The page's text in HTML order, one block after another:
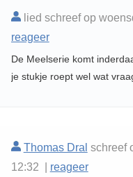
lied schreef op
reageer
De Meelserie komt
je stukje roept wel wat
Thomas Dral schreef
12:32 | reageer